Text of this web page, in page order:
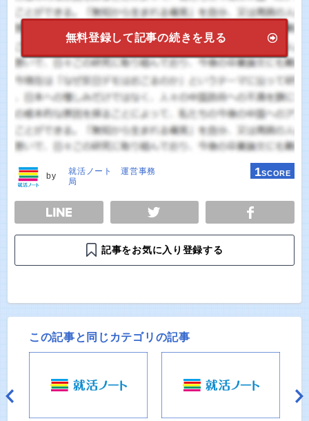
無料登録して記事の続きを見る
by
就活ノート 運営事務
局
1SCORE
TWEET
記事をお気に入り登録する
この記事と同じカテゴリの記事